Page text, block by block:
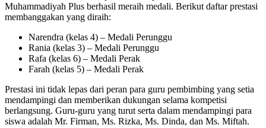
Muhammadiyah Plus berhasil meraih medali. Berikut daftar prestasi
membanggakan yang diraih:
Narendra (kelas 4) – Medali Perunggu
Rania (kelas 3) – Medali Perunggu
Rafa (kelas 6) – Medali Perak
Farah (kelas 5) – Medali Perak
Prestasi ini tidak lepas dari peran para guru pembimbing yang setia
mendampingi dan memberikan dukungan selama kompetisi
berlangsung. Guru-guru yang turut serta dalam mendampingi para
siswa adalah Mr. Firman, Ms. Rizka, Ms. Dinda, dan Ms. Miftah.